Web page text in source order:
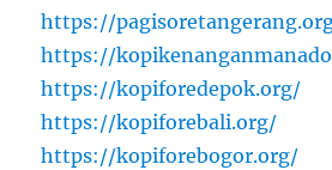
https://
https://
https://kopiforedepok.org/
https://kopiforebali.org/
https://kopiforebogor.org/